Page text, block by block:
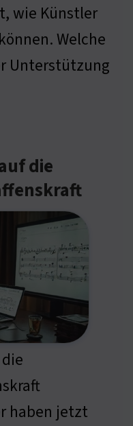
wie Künstler
Welche
Unterstützung
die
haben jetzt